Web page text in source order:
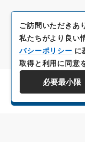
資
ご訪問いただきあ
私たちがより良い
バシーポリシー に
取得と利用に同意
必要最小限